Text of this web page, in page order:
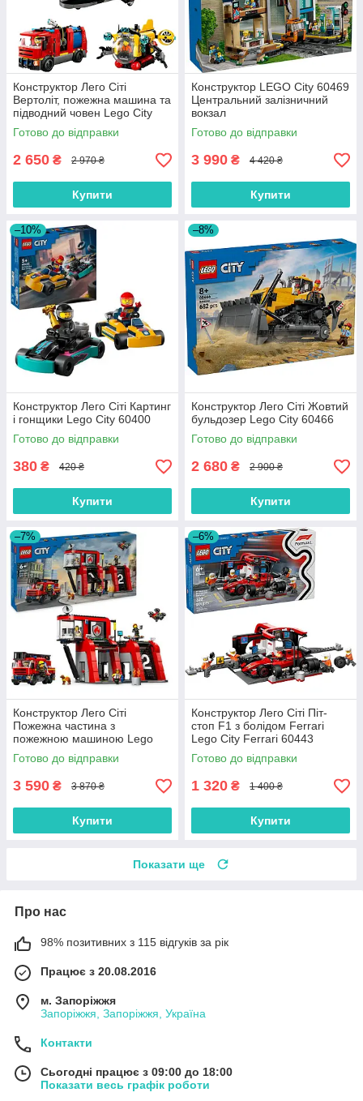
Конструктор Лего Сіті
Вертоліт, пожежна машина та
підводний човен Lego City
60462
Готово до відправки
2 650 ₴ 2 970 ₴
Купити
Конструктор LEGO City 60469
Центральний залізничний
вокзал
Готово до відправки
3 990 ₴ 4 420 ₴
Купити
–10%
Конструктор Лего Сіті Картинг
і гонщики Lego City 60400
Готово до відправки
380 ₴ 420 ₴
Купити
–8%
Конструктор Лего Сіті Жовтий
бульдозер Lego City 60466
Готово до відправки
2 680 ₴ 2 900 ₴
Купити
–7%
Конструктор Лего Сіті
Пожежна частина з
пожежною машиною Lego
City 60414
Готово до відправки
3 590 ₴ 3 870 ₴
Купити
–6%
Конструктор Лего Сіті Піт-
стоп F1 з болідом Ferrari
Lego City Ferrari 60443
Готово до відправки
1 320 ₴ 1 400 ₴
Купити
Показати ще
Про нас
98% позитивних з 115 відгуків за рік
Працює з 20.08.2016
м. Запоріжжя
Запоріжжя, Запоріжжя, Україна
Контакти
Сьогодні працює з 09:00 до 18:00
Показати весь графік роботи